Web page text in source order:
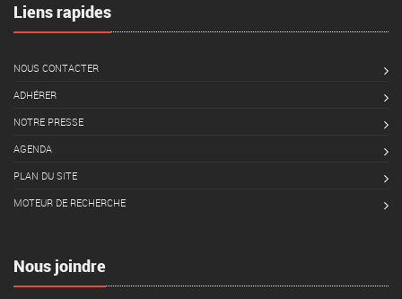
Liens rapides
NOUS CONTACTER
ADHÉRER
NOTRE PRESSE
AGENDA
PLAN DU SITE
MOTEUR DE RECHERCHE
Nous joindre